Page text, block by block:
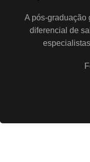
A pós-graduação
diferencial de